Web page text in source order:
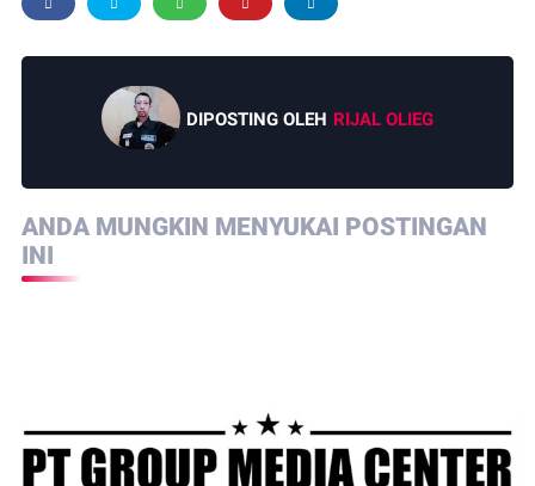
DIPOSTING OLEH RIJAL OLIEG
ANDA MUNGKIN MENYUKAI POSTINGAN
INI